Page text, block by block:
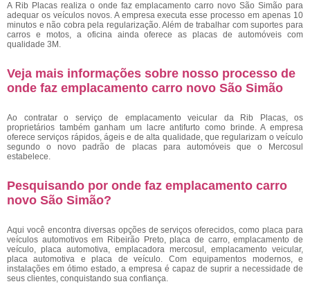
A Rib Placas realiza o onde faz emplacamento carro novo São Simão para
adequar os veículos novos. A empresa executa esse processo em apenas 10
minutos e não cobra pela regularização. Além de trabalhar com suportes para
carros e motos, a oficina ainda oferece as placas de automóveis com
qualidade 3M.
Veja mais informações sobre nosso processo de
onde faz emplacamento carro novo São Simão
Ao contratar o serviço de emplacamento veicular da Rib Placas, os
proprietários também ganham um lacre antifurto como brinde. A empresa
oferece serviços rápidos, ágeis e de alta qualidade, que regularizam o veículo
segundo o novo padrão de placas para automóveis que o Mercosul
estabelece.
Pesquisando por onde faz emplacamento carro
novo São Simão?
Aqui você encontra diversas opções de serviços oferecidos, como placa para
veículos automotivos em Ribeirão Preto, placa de carro, emplacamento de
veículo, placa automotiva, emplacadora mercosul, emplacamento veicular,
placa automotiva e placa de veículo. Com equipamentos modernos, e
instalações em ótimo estado, a empresa é capaz de suprir a necessidade de
seus clientes, conquistando sua confiança.